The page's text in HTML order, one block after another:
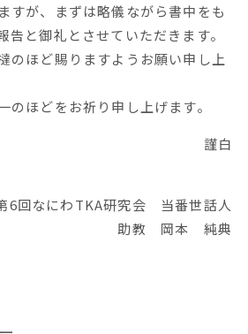
すが、まずは略儀ながら書中をも
告と御礼とさせていただきます。
のほど賜りますようお願い申し上
ほどをお祈り申し上げます。
謹白
6回なにわTKA研究会 当番世話人
助教 岡本 純典